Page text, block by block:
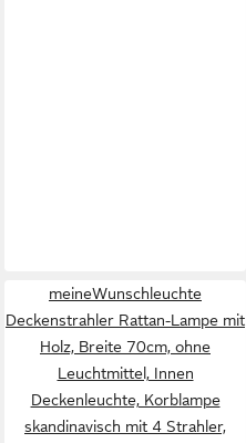
meineWunschleuchte
Deckenstrahler Rattan-Lampe mit
Holz, Breite 70cm, ohne
Leuchtmittel, Innen
Deckenleuchte, Korblampe
skandinavisch mit 4 Strahler,